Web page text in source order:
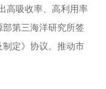
高吸收率、高利用率
第三海洋研究所签
定》协议。推动市